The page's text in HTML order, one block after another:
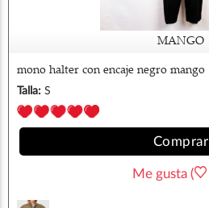
MANGO
mono halter con encaje negro mango
Talla: S
Comprar
Me gusta (